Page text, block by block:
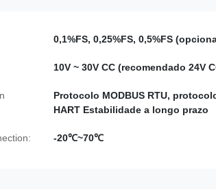
0,1%FS, 0,25%FS, 0,5%FS
10V ~ 30V CC (recomendado 24V
Protocolo MODBUS RTU,
HART Estabilidade a longo prazo
-20℃~70℃